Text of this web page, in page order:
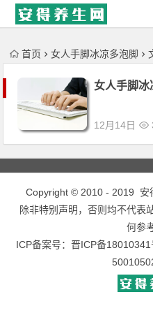
'); })();
首页 女人手脚冰凉多泡脚
女人手脚冰
12月14日
Copyright © 2010 - 2019 安
除非特别声明，否则均不代表
何参
ICP备案号： 晋ICP备18010341